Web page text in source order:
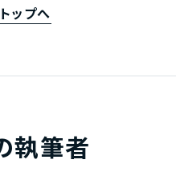
ップへ
執筆者